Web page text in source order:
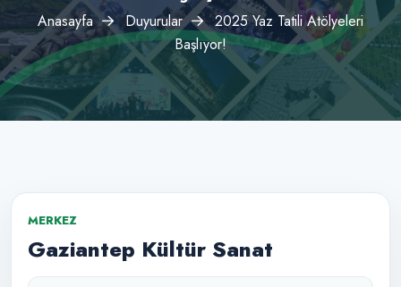
Anasayfa Duyurular
2025 Yaz Tatili Atölyeleri
Başlıyor!
MERKEZ
Gaziantep Kültür Sanat